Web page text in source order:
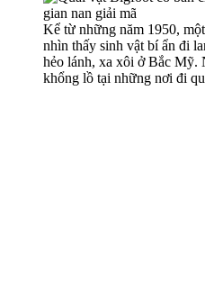
Kể từ những năm 1950,
nhìn thấy sinh vật bí ẩn đi
hẻo lánh, xa xôi ở Bắc Mỹ.
khổng lồ tại những nơi đi